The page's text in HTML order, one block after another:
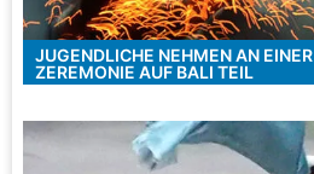
JUGENDLICHE NEHMEN AN
ZEREMONIE AUF BALI TEIL